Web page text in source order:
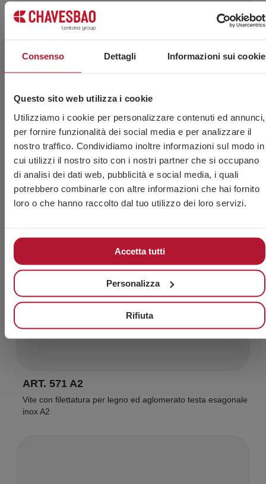
Consenso Dettagli Informazioni sui cookie
Questo sito web utilizza i cookie
Utilizziamo i cookie per personalizzare contenuti ed annunci,
per fornire funzionalità dei social media e per analizzare il
nostro traffico. Condividiamo inoltre informazioni sul modo in
cui utilizzi il nostro sito con i nostri partner che si occupano
di analisi dei dati web, pubblicità e social media, i quali
potrebbero combinarle con altre informazioni che hai fornito
loro o che hanno raccolto dal tuo utilizzo dei loro servizi.
Accetta tutti
Personalizza
Rifiuta
DIN 7985 A4 ISO 7045
Vite a testa bombata con impronta PH in acciaio inox A4
ART. 571 A2
Vite con filettatura per legno ed aglomerato testa esagonale
inox A2